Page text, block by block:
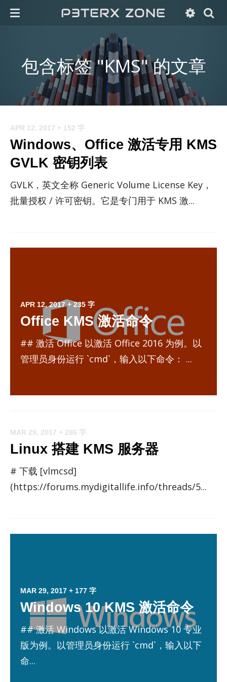
P3TERX ZONE
包含标签 "KMS" 的文章
APR 12, 2017 + 152 字
Windows、Office 激活专用 KMS
GVLK 密钥列表
GVLK，英文全称 Generic Volume License Key，
批量授权 / 许可密钥。它是专门用于 KMS 激...
APR 12, 2017 + 235 字
Office KMS 激活命令
## 激活 Office 以激活 Office 2016 为例。以
管理员身份运行 `cmd`，输入以下命令： ...
MAR 29, 2017 + 286 字
Linux 搭建 KMS 服务器
# 下载 [vlmcsd]
(https://forums.mydigitallife.info/threads/5...
MAR 29, 2017 + 177 字
Windows 10 KMS 激活命令
## 激活 Windows 以激活 Windows 10 专业
版为例。以管理员身份运行 `cmd`，输入以下
命...